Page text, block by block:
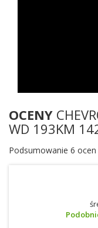
OCENY
WD 193KM
Podsumowanie 6 ocen